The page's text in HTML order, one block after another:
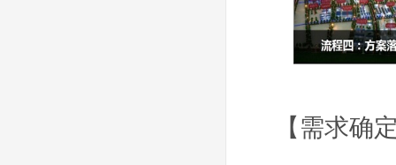
【需求确